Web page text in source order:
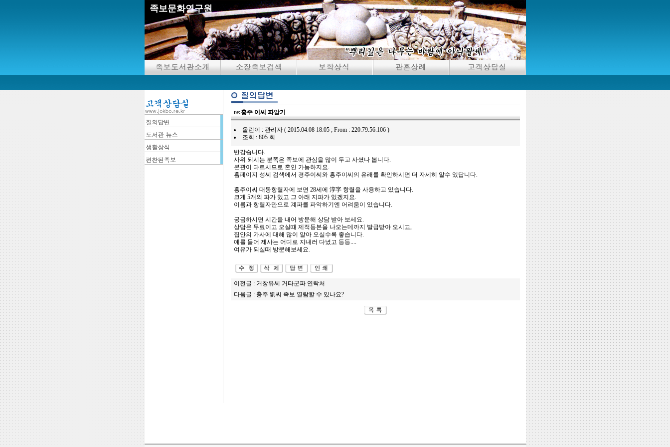
족보문화연구원
re:홍주 이씨 파알기
올린이 : 관리자 ( 2015.04.08 18:05 ; From : 220.79.56.106 )
조회 : 805 회
반갑습니다.
사위 되시는 분쪽은 족보에 관심을 많이 두고 사셨나 봅니다.
본관이 다르시므로 혼인 가능하지요.
홈페이지 성씨 검색에서 경주이씨와 홍주이씨의 유래를 확인하시면 더 자세히 알수 있답니다.
홍주이씨 대동항렬자에 보면 28세에 淳字 항렬을 사용하고 있습니다.
크게 5개의 파가 있고 그 아래 지파가 있겠지요.
이름과 항렬자만으로 계파를 파악하기엔 어려움이 있습니다.
궁금하시면 시간을 내어 방문해 상담 받아 보세요.
상담은 무료이고 오실때 제적등본을 나오는데까지 발급받아 오시고,
집안의 가사에 대해 많이 알아 오실수록 좋습니다.
예를 들어 제사는 어디로 지내러 다녔고 등등....
여유가 되실때 방문해보세요.
이전글 : 거창유씨 거타군파 연락처
다음글 : 충주 劉씨 족보 열람할 수 있나요?